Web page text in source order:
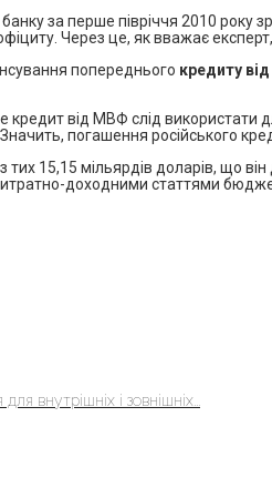
за перше півріччя 2010
Через це, як вважає
попереднього кредиту
від МВФ слід використати
погашення російського
15,15 мільярдів доларів, що
доходними статтями
внутрішніх і зовнішніх...